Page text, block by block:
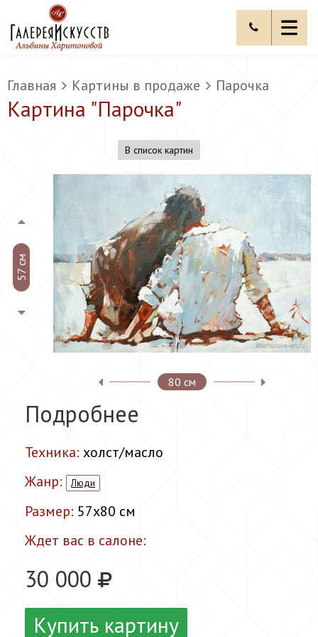
Главная Картины в продаже Парочка
Картина "Парочка"
В список картин
80 см
57 см
Подробнее
Техника: холст/масло
Жанр:
Люди
Размер: 57x80 см
Ждет вас в салоне:
30 000
Купить картину